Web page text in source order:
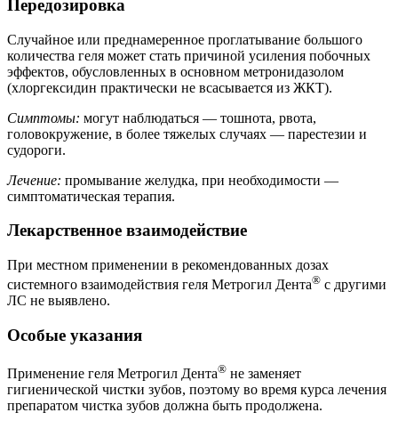
Передозировка
Случайное или преднамеренное проглатывание большого
количества геля может стать причиной усиления побочных
эффектов, обусловленных в основном метронидазолом
(хлоргексидин практически не всасывается из ЖКТ).
Симптомы: могут наблюдаться — тошнота, рвота,
головокружение, в более тяжелых случаях — парестезии и
судороги.
Лечение: промывание желудка, при необходимости —
симптоматическая терапия.
Лекарственное взаимодействие
При местном применении в рекомендованных дозах
системного взаимодействия геля Метрогил Дента® с другими
ЛС не выявлено.
Особые указания
Применение геля Метрогил Дента® не заменяет
гигиенической чистки зубов, поэтому во время курса лечения
препаратом чистка зубов должна быть продолжена.